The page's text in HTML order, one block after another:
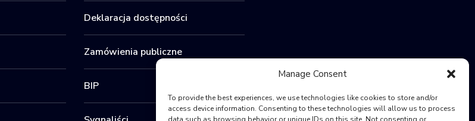
Manage Consent
To provide the best experiences, we use technologies like cookies to store and/or
access device information. Consenting to these technologies will allow us to process
Deklaracja dostępności
Zamówienia publiczne
BIP